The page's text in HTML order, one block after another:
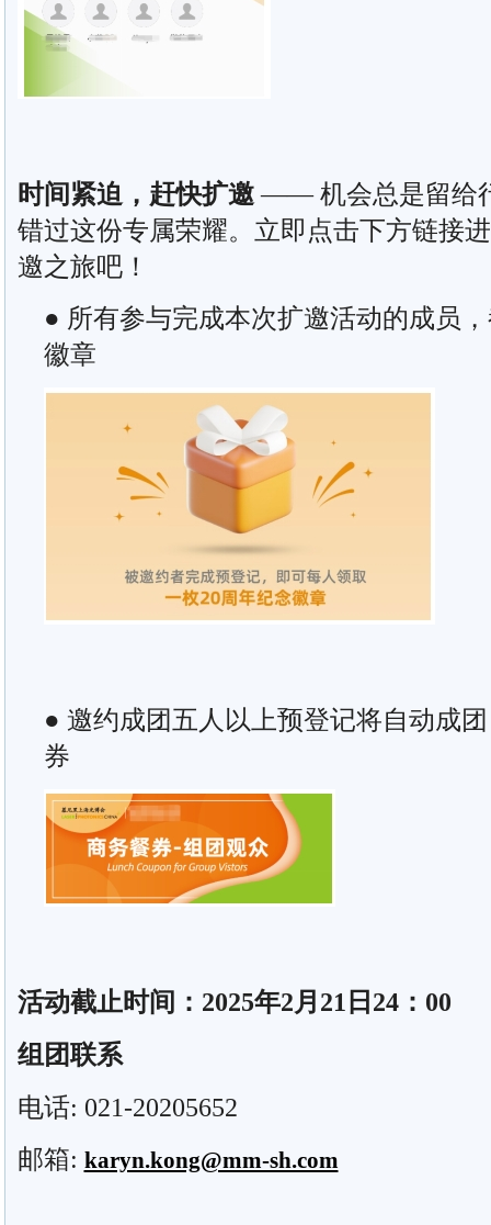
时间紧迫，赶快扩邀—— 机会总是留给
错过这份专属荣耀。立即点击下方链接
邀之旅吧！
● 所有参与完成本次扩邀活动的成员
徽章
● 邀约成团五人以上预登记将自动成
券
活动截止时间：2025年2月21日24：00
组团联系
电话: 021-20205652
邮箱: karyn.kong@mm-sh.com